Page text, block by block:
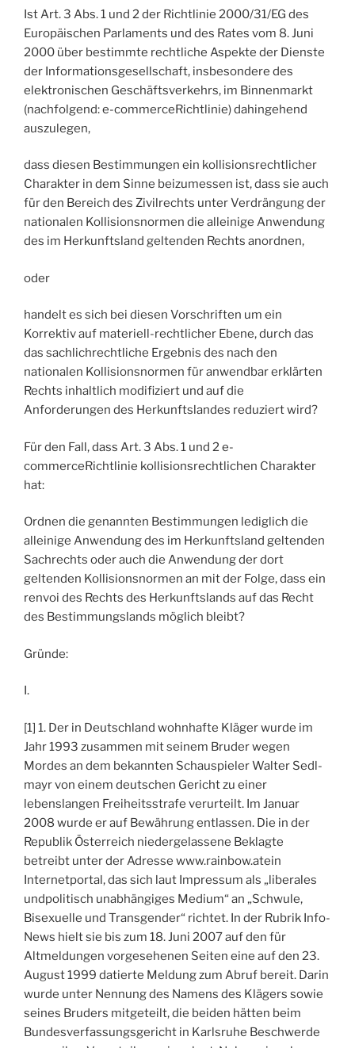
Ist Art. 3 Abs. 1 und 2 der Richtlinie 2000/31/EG des
Europäischen Parlaments und des Rates vom 8. Juni
2000 über bestimmte rechtliche Aspekte der Dienste
der Informationsgesellschaft, insbesondere des
elektronischen Geschäftsverkehrs, im Binnenmarkt
(nachfolgend: e-commerceRichtlinie) dahingehend
auszulegen,
dass diesen Bestimmungen ein kollisionsrechtlicher
Charakter in dem Sinne beizumessen ist, dass sie auch
für den Bereich des Zivilrechts unter Verdrängung der
nationalen Kollisionsnormen die alleinige Anwendung
des im Herkunftsland geltenden Rechts anordnen,
oder
handelt es sich bei diesen Vorschriften um ein
Korrektiv auf materiell-rechtlicher Ebene, durch das
das sachlichrechtliche Ergebnis des nach den
nationalen Kollisionsnormen für anwendbar erklärten
Rechts inhaltlich modifiziert und auf die
Anforderungen des Herkunftslandes reduziert wird?
Für den Fall, dass Art. 3 Abs. 1 und 2 e-
commerceRichtlinie kollisionsrechtlichen Charakter
hat:
Ordnen die genannten Bestimmungen lediglich die
alleinige Anwendung des im Herkunftsland geltenden
Sachrechts oder auch die Anwendung der dort
geltenden Kollisionsnormen an mit der Folge, dass ein
renvoi des Rechts des Herkunftslands auf das Recht
des Bestimmungslands möglich bleibt?
Gründe:
I.
[1] 1. Der in Deutschland wohnhafte Kläger wurde im
Jahr 1993 zusammen mit seinem Bruder wegen
Mordes an dem bekannten Schauspieler Walter Sedl-
mayr von einem deutschen Gericht zu einer
lebenslangen Freiheitsstrafe verurteilt. Im Januar
2008 wurde er auf Bewährung entlassen. Die in der
Republik Österreich niedergelassene Beklagte
betreibt unter der Adresse www.rainbow.atein
Internetportal, das sich laut Impressum als „liberales
undpolitisch unabhängiges Medium“ an „Schwule,
Bisexuelle und Transgender“ richtet. In der Rubrik Info-
News hielt sie bis zum 18. Juni 2007 auf den für
Altmeldungen vorgesehenen Seiten eine auf den 23.
August 1999 datierte Meldung zum Abruf bereit. Darin
wurde unter Nennung des Namens des Klägers sowie
seines Bruders mitgeteilt, die beiden hätten beim
Bundesverfassungsgericht in Karlsruhe Beschwerde